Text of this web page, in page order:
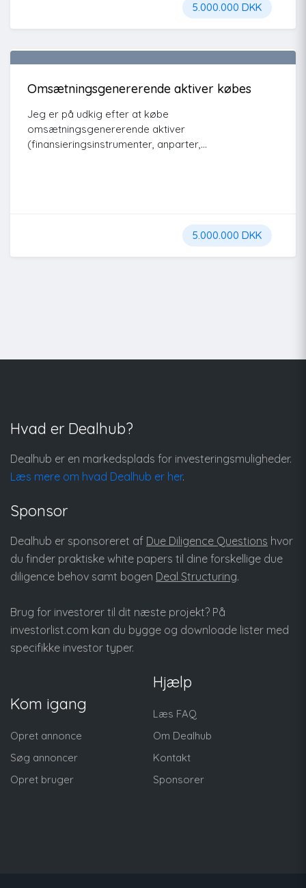
5.000.000 DKK
Omsætningsgenererende aktiver købes
Jeg er på udkig efter at købe
omsætningsgenererende aktiver
(finansieringsinstrumenter, anparter,...
5.000.000 DKK
Hvad er Dealhub?
Dealhub er en markedsplads for investeringsmuligheder.
Læs mere om hvad Dealhub er her.
Sponsor
Dealhub er sponsoreret af Due Diligence Questions hvor
du finder praktiske white papers til dine forskellige due
diligence behov samt bogen Deal Structuring.
Brug for investorer til dit næste projekt? På
investorlist.com kan du bygge og downloade lister med
specifikke investor typer.
Kom igang
Opret annonce
Søg annoncer
Opret bruger
Hjælp
Læs FAQ
Om Dealhub
Kontakt
Sponsorer